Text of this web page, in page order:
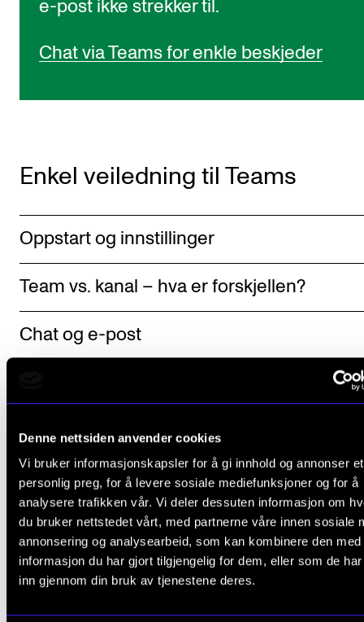
Denne nettsiden anvender cookies
Vi bruker informasjonskapsler for å gi innhold og annonser et
personlig preg, for å levere sosiale mediefunksjoner og for å
analysere trafikken vår. Vi deler dessuten informasjon om
du bruker nettstedet vårt, med partnerne våre innen sosiale
annonsering og analysearbeid, som kan kombinere den med
informasjon du har gjort tilgjengelig for dem, eller som de
inn gjennom din bruk av tjenestene deres.
e-post ikke strekker til.
Chat via Teams for enkle beskjeder
Enkel veiledning til Teams
Oppstart og innstillinger
Team vs. kanal – hva er forskjellen?
Chat og e-post
Den gode samtalen
Formatering
Tags, omtaler og merker
Kalle inn til møte og ringe